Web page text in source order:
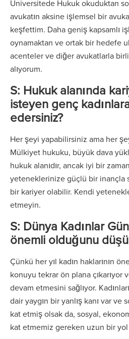
Üniversitede Hukuk okuduktan
avukatın aksine işlemsel bir
keşfettim. Daha geniş kapsamlı
oynamaktan ve ortak bir hedefe
acenteler ve diğer avukatlarla
alıyorum.
S: Hukuk alanında
isteyen genç
edersiniz?
Her şeyi yapabilirsiniz ama her
Mülkiyet hukuku, büyük dava
hukuk alanıdır, ancak iyi bir
yeteneklerinize güçlü bir inançla
bir kariyer olabilir. Kendi
etmeyin.
S: Dünya Kadınlar
önemli olduğunu
Çünkü her yıl kadın haklarının
konuyu tekrar ön plana çıkarıyor
devam etmesini sağlıyor.
dair yaygın bir yanlış kanı var ve
kat etmiş olsak da, sosyal,
kat etmemiz gereken uzun bir yol